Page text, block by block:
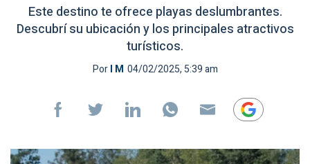
Este destino te ofrece playas deslumbrantes.
Descubrí su ubicación y los principales atractivos
turísticos.
PorI M 04/02/2025, 5:39 am